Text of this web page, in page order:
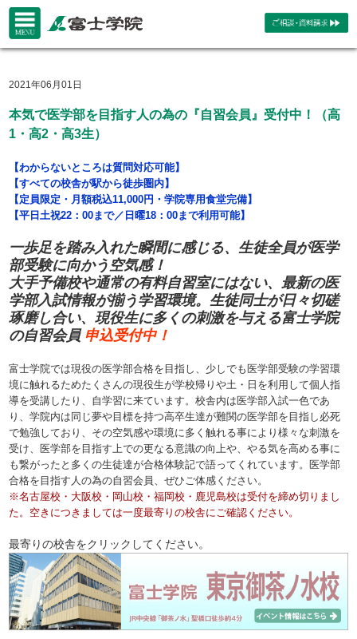
2021年06月01日
本気で医学部を目指す人の為の『自習会員』受付中！（高
1・高2・高3生）
【わからないところは質問対応可能】
【すべての校舎が駅から徒歩圏内】
【定員限定・月額税込11,000円・学院専用食堂完備】
【平日土祝22：00まで／日曜18：00まで利用可能】
一歩足を踏み入れた瞬間に感じる、生徒全員が医学
部受験に向かう空気感！
大手予備校や通常の有料自習室にはない、最新の医
学部入試情報が揃う学習環境。 生徒同士が日々切磋
琢磨し合い、現役生に多くの刺激を与える富士学院
の自習会員 申込受付中！
富士学院では現役の医学部合格を目指し、少しでも医学部受験の学習環
境に触れるためたくさんの現役生が学校帰りや土・日を利用して個人指
導を受講したり、自学習に来ています。校舎内は医学部入試一色であ
り、学院内は同じ夢や目標を持つ高卒生達が難関の医学部を目指し必死
で勉強しており、その空気感や環境に多く触れる事により様々な刺激を
受け、医学部を目指す上での更なる意識の向上や、やる気を高める事に
も繋がったと多くの生徒達が合格体験記で語ってくれています。医学部
合格を目指す人の為の自習会員、ぜひご体感ください。
※名古屋校・大阪校・岡山校・福岡校・鹿児島校は受付を締め切りまし
た。空きにつきましては一度最寄りの校舎にご確認ください。
最寄りの校舎をクリックしてください。